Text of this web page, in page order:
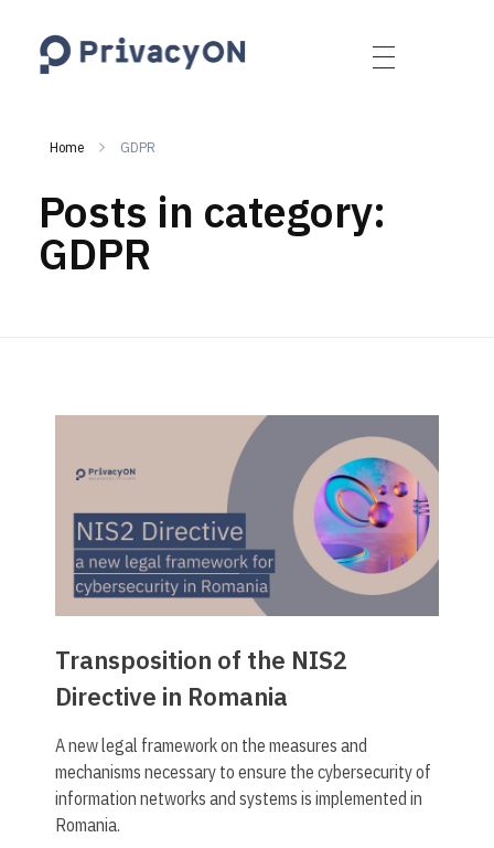
Home GDPR
Posts in category:
GDPR
Transposition of the NIS2
Directive in Romania
A new legal framework on the measures and
mechanisms necessary to ensure the cybersecurity of
information networks and systems is implemented in
Romania.